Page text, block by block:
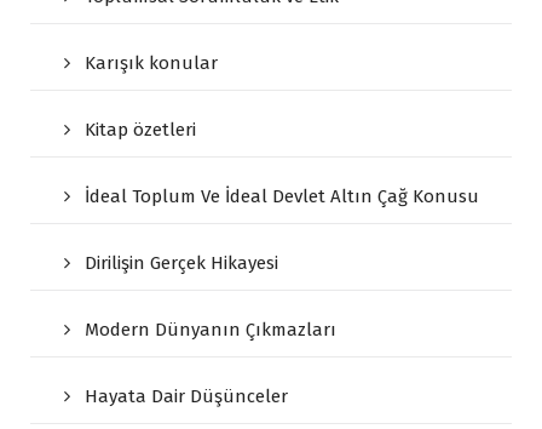
Karışık konular
Kitap özetleri
İdeal Toplum Ve İdeal Devlet Altın Çağ Konusu
Dirilişin Gerçek Hikayesi
Modern Dünyanın Çıkmazları
Hayata Dair Düşünceler